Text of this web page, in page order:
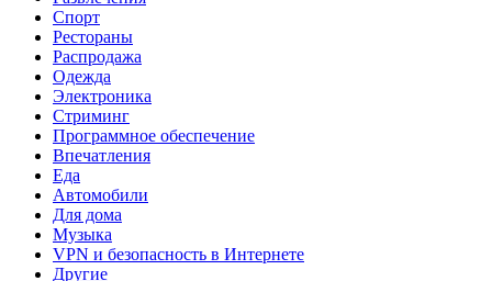
Спорт
Рестораны
Распродажа
Одежда
Электроника
Стриминг
Программное обеспечение
Впечатления
Еда
Автомобили
Для дома
Музыка
VPN и безопасность в Интернете
Другие